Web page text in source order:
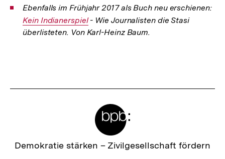
Ebenfalls im Frühjahr 2017 als Buch neu erschienen:
Kein Indianerspiel- Wie Journalisten die Stasi
überlisteten. Von Karl-Heinz Baum.
Zur
Demokratie stärken – Zivilgesellschaft fördern